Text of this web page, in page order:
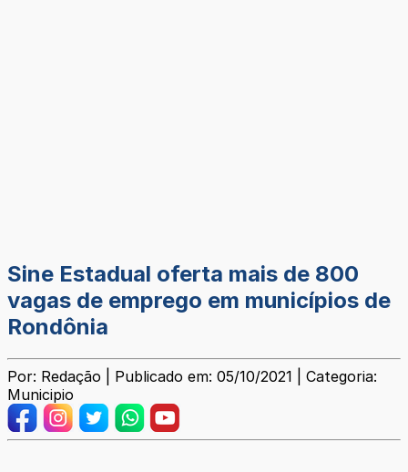
Sine Estadual oferta mais de 800
vagas de emprego em municípios de
Rondônia
Por: Redação | Publicado em: 05/10/2021 | Categoria:
Municipio